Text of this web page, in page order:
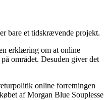
bare et tidskrævende projekt.
erklæring om at online
området. Desuden giver det
online forretningen
af Morgan Blue Souplesse